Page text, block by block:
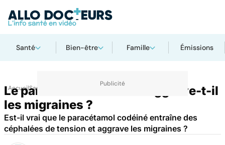
Santé Bien-être Famille Émissions
AccueilSanté
Le paracétamol codéiné aggrave-t-il
les migraines ?
Est-il vrai que le paracétamol codéiné entraîne des
céphalées de tension et aggrave les migraines ?